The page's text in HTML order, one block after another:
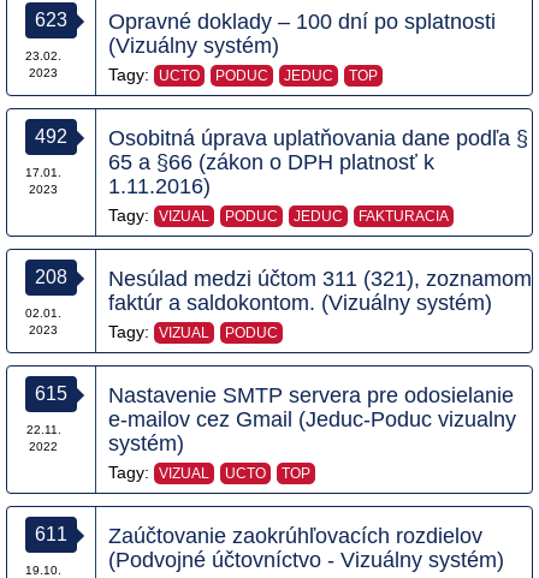
623
23.02.
2023
Opravné doklady – 100 dní po splatnosti
(Vizuálny systém)
Tagy: UCTO PODUC JEDUC TOP
492
17.01.
2023
Osobitná úprava uplatňovania dane podľa §
65 a §66 (zákon o DPH platnosť k
1.11.2016)
Tagy: VIZUAL PODUC JEDUC FAKTURACIA
208
02.01.
2023
Nesúlad medzi účtom 311 (321), zoznamom
faktúr a saldokontom. (Vizuálny systém)
Tagy: VIZUAL PODUC
615
22.11.
2022
Nastavenie SMTP servera pre odosielanie
e-mailov cez Gmail (Jeduc-Poduc vizualny
systém)
Tagy: VIZUAL UCTO TOP
611
19.10.
Zaúčtovanie zaokrúhľovacích rozdielov
(Podvojné účtovníctvo - Vizuálny systém)